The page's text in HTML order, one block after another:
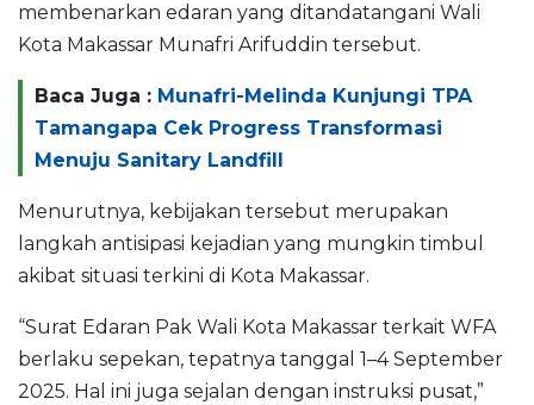
membenarkan edaran yang ditandatangani Wali
Kota Makassar Munafri Arifuddin tersebut.
Baca Juga : Munafri-Melinda Kunjungi TPA
Tamangapa Cek Progress Transformasi
Menuju Sanitary Landfill
Menurutnya, kebijakan tersebut merupakan
langkah antisipasi kejadian yang mungkin timbul
akibat situasi terkini di Kota Makassar.
“Surat Edaran Pak Wali Kota Makassar terkait WFA
berlaku sepekan, tepatnya tanggal 1–4 September
2025. Hal ini juga sejalan dengan instruksi pusat,”